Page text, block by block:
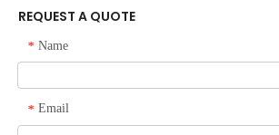
REQUEST A QUOTE
* Name
* Email